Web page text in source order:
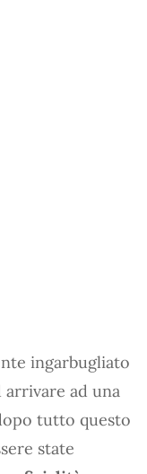
ingarbugliato
arrivare ad una
tutto questo
state